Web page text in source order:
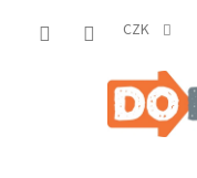
CZK